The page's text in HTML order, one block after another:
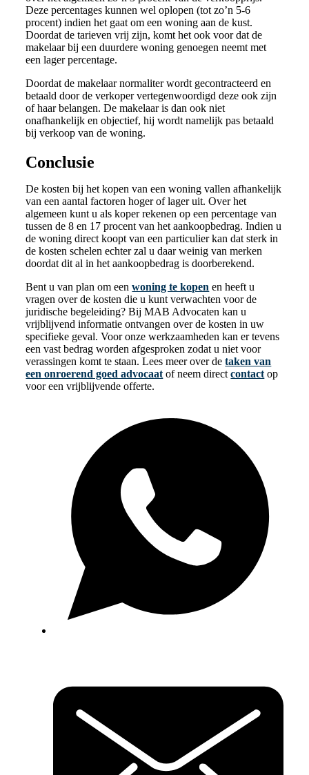
Deze percentages kunnen wel oplopen (tot zo’n 5-6
procent) indien het gaat om een woning aan de kust.
Doordat de tarieven vrij zijn, komt het ook voor dat de
makelaar bij een duurdere woning genoegen neemt met
een lager percentage.
Doordat de makelaar normaliter wordt gecontracteerd en
betaald door de verkoper vertegenwoordigd deze ook zijn
of haar belangen. De makelaar is dan ook niet
onafhankelijk en objectief, hij wordt namelijk pas betaald
bij verkoop van de woning.
Conclusie
De kosten bij het kopen van een woning vallen afhankelijk
van een aantal factoren hoger of lager uit. Over het
algemeen kunt u als koper rekenen op een percentage van
tussen de 8 en 17 procent van het aankoopbedrag. Indien u
de woning direct koopt van een particulier kan dat sterk in
de kosten schelen echter zal u daar weinig van merken
doordat dit al in het aankoopbedrag is doorberekend.
Bent u van plan om eenwoning te kopen en heeft u
vragen over de kosten die u kunt verwachten voor de
juridische begeleiding? Bij MAB Advocaten kan u
vrijblijvend informatie ontvangen over de kosten in uw
specifieke geval. Voor onze werkzaamheden kan er tevens
een vast bedrag worden afgesproken zodat u niet voor
verassingen komt te staan. Lees meer over detaken van
een onroerend goed advocaat of neem directcontact op
voor een vrijblijvende offerte.